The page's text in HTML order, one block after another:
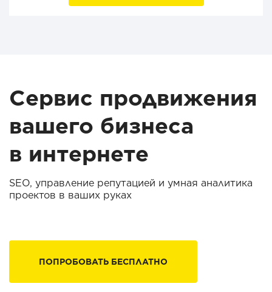
Сервис продвижения
вашего бизнеса
в интернете
SEO, управление репутацией и умная аналитика
проектов в ваших руках
ПОПРОБОВАТЬ БЕСПЛАТНО